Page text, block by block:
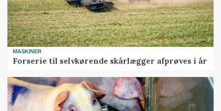
MASKINER
Forserie til selvkørende skårlægger afprøves i år